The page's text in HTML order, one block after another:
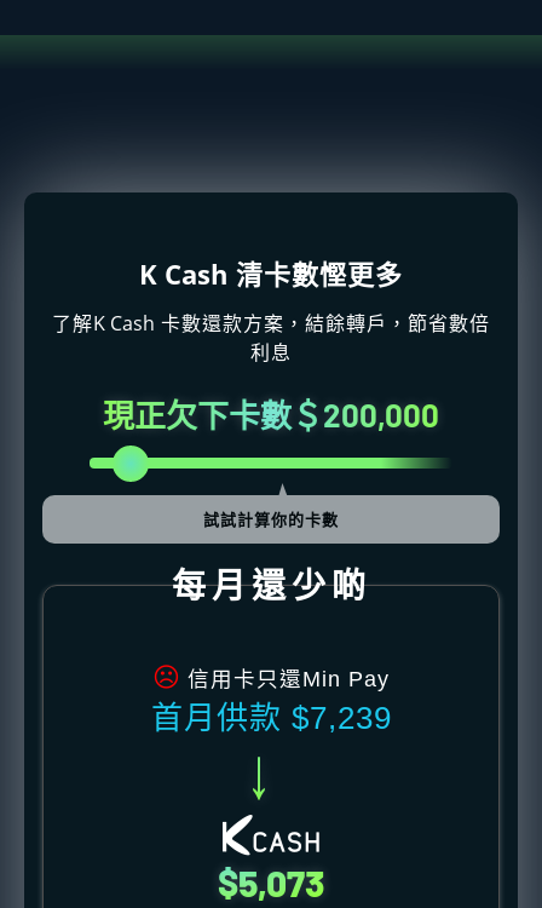
K Cash 清卡數慳更多
了解K Cash 卡數還款方案，結餘轉戶，節省數倍
利息
現正欠下卡數＄200,000
試試計算你的卡數
每月還少啲
☹ 信用卡只還Min Pay
首月供款 $7,239
→
$5,073